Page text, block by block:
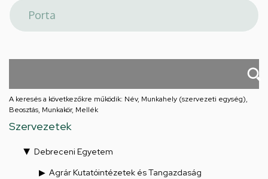
A keresés a következőkre működik: Név, Munkahely (szervezeti egység),
Beosztás, Munkakör, Mellék
Szervezetek
Debreceni Egyetem
Agrár Kutatóintézetek és Tangazdaság